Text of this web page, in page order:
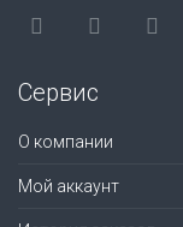
Сервис
О компании
Мой аккаунт